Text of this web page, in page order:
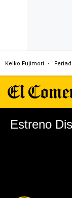
Keiko Fujimori